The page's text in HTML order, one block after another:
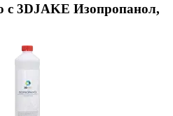
с 3DJAKE Изопропанол,